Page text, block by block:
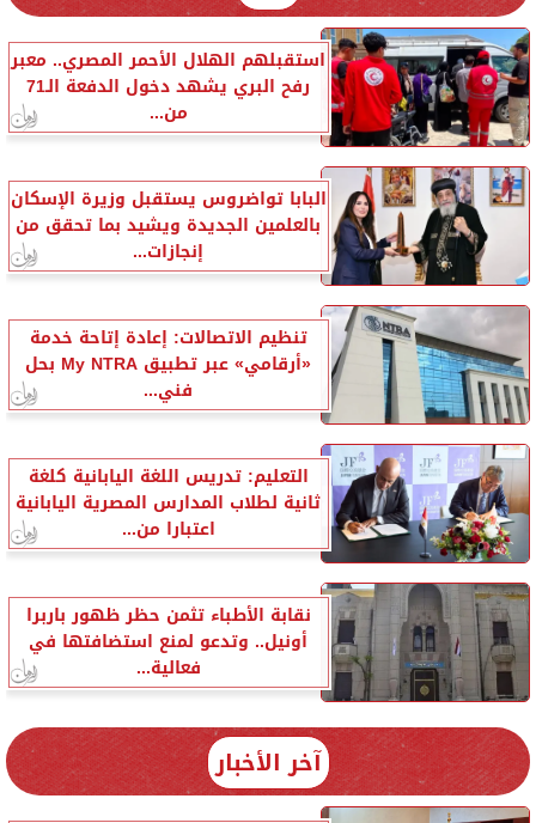
استقبلهم الهلال الأحمر المصري.. معبر
رفح البري يشهد دخول الدفعة الـ71
من...
البابا تواضروس يستقبل وزيرة الإسكان
بالعلمين الجديدة ويشيد بما تحقق من
إنجازات...
تنظيم الاتصالات: إعادة إتاحة خدمة
«أرقامي» عبر تطبيق My NTRA بحل
فني...
التعليم: تدريس اللغة اليابانية كلغة
ثانية لطلاب المدارس المصرية اليابانية
اعتبارا من...
نقابة الأطباء تثمن حظر ظهور باربرا
أونيل.. وتدعو لمنع استضافتها في
فعالية...
آخر الأخبار